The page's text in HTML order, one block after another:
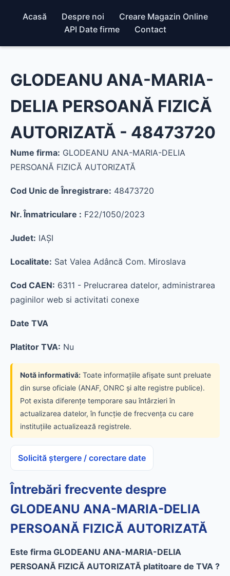
Acasă Despre noi
Creare Magazin Online
API Date firme
Contact
GLODEANU ANA-MARIA-
DELIA PERSOANĂ FIZICĂ
AUTORIZATĂ - 48473720
Nume firma: GLODEANU ANA-MARIA-DELIA
PERSOANĂ FIZICĂ AUTORIZATĂ
Cod Unic de Înregistrare: 48473720
Nr. Înmatriculare : F22/1050/2023
Judet: IAŞI
Localitate: Sat Valea Adâncă Com. Miroslava
Cod CAEN: 6311 - Prelucrarea datelor, administrarea
paginilor web si activitati conexe
Date TVA
Platitor TVA: Nu
Notă informativă: Toate informațiile afișate sunt preluate
din surse oficiale (ANAF, ONRC și alte registre publice).
Pot exista diferențe temporare sau întârzieri în
actualizarea datelor, în funcție de frecvența cu care
instituțiile actualizează registrele.
Solicită ștergere / corectare date
Întrebări frecvente despre
GLODEANU ANA-MARIA-DELIA
PERSOANĂ FIZICĂ AUTORIZATĂ
Este firma GLODEANU ANA-MARIA-DELIA
PERSOANĂ FIZICĂ AUTORIZATĂ platitoare de TVA ?